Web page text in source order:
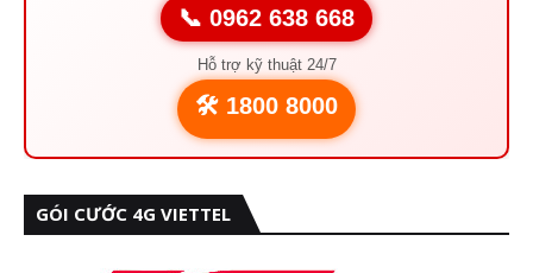
📞 0962 638 668
Hỗ trợ kỹ thuật 24/7
🛠️ 1800 8000
GÓI CƯỚC 4G VIETTEL